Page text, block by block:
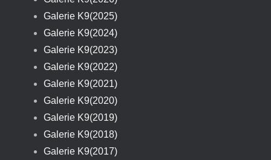
Galerie K9(2025)
Galerie K9(2024)
Galerie K9(2023)
Galerie K9(2022)
Galerie K9(2021)
Galerie K9(2020)
Galerie K9(2019)
Galerie K9(2018)
Galerie K9(2017)